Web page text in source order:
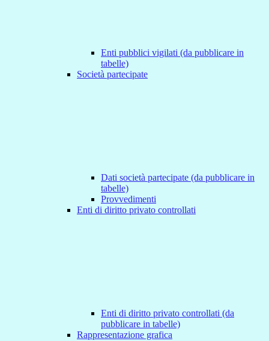
Enti pubblici vigilati (da pubblicare in
tabelle)
Società partecipate
Dati società partecipate (da pubblicare in
tabelle)
Provvedimenti
Enti di diritto privato controllati
Enti di diritto privato controllati (da
pubblicare in tabelle)
Rappresentazione grafica